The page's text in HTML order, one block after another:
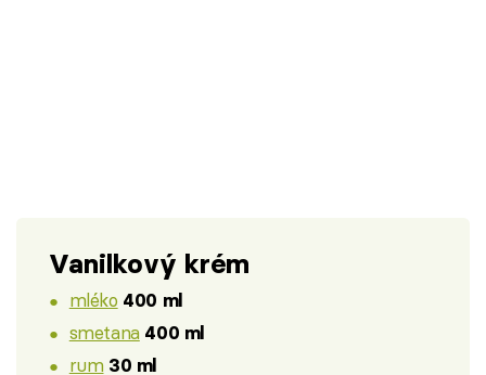
Vanilkový krém
mléko 400 ml
smetana 400 ml
rum 30 ml